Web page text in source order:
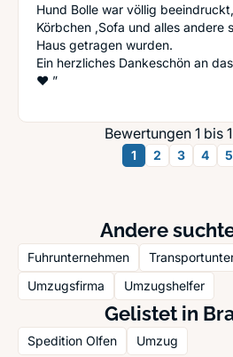
Hund Bolle war völlig
Körbchen ,Sofa und alles andere
Haus getragen wurden.
Ein herzliches Dankeschön an
❤️ ”
Bewertungen 1 bis
1 2 3 4 5
Andere
Fuhrunternehmen
Umzugsfirma
Umzugshelfer
Gelistet in
Spedition Olfen Umzug